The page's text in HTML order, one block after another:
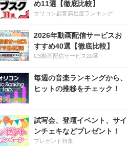
め11選【徹底比較】
オリコン顧客満足度ランキング
2026年動画配信サービスお
すすめ40選【徹底比較】
CS動画配信サービス20選
毎週の音楽ランキングから、
ヒットの推移をチェック！
試写会、登壇イベント、サイ
ンチェキなどプレゼント！
プレゼント特集